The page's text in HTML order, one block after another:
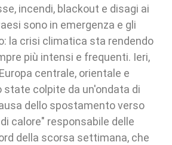
incendi, blackout e disagi ai
sono in emergenza e gli
la crisi climatica sta rendendo
più intensi e frequenti. Ieri,
centrale, orientale e
state colpite da un'ondata di
dello spostamento verso
calore" responsabile delle
della scorsa settimana, che